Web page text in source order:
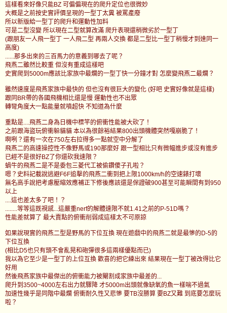
這樣看來好像只能BZ 可偏偏現在的爬升定位也很微妙
大概是之前按史實評價呈現的一型丁太糞 被罵產廢
所以新版給一型丁的爬升和運動性加料
可是二型沒變 所以現在二型就算改滿 爬升表現還稍微劣於一型丁
(跟朋友一人飛一型丁 一人飛二型 再兩人交換 都是二型比一型丁稍慢才到達同一
高度)
......那多出來的三百馬力的意義到哪去了呢？
飛燕二雖然比較重 但沒有重成這樣吧
史實爬到5000m應該比家族中最爛的一型丁快一分鐘才對 怎麼變飛燕二最爛？
雖然速度是飛燕家族中最快的 但也沒有很巨大的變化 (好吧 史實好像就是這樣)
跟同BR帶的各國飛機相比還是慢 運動性也不出眾
轉彎角度大一點能量就噴超快 不知道為什麼
重點是....飛燕二身為日機中標竿的俯衝性能被大砍了！
之前跟海盜玩俯衝躲貓貓 本以為很餘裕結果800出頭機體突然嘎崩脆了！
啊咧？還有一次在750左右拉得多一點就空中分解了
飛燕二的高速操控性不像野馬或190那麼好 跟一型相比只有微幅進步或沒有進步
已經不是很好BZ了你還砍我速限？
蝸牛的飛燕二是不是委包三菱代工被偷鑽傻子孔啦？
嗯？史料記載說逃避F6F追擊的飛燕二衝到把上限1000km/h的空速錶打壞
無名高手說把考慮壓縮效應補正下修後應該還是保證破900甚至可能瞬間有到950
以上
....這也差太多了吧！？
........等等這既視感...這嚴重nerf的解體速限不就1.41之前的P-51D嗎？
性能差就算了 最大賣點的俯衝削弱成這樣太不可原諒
如果說現實的飛燕二型是野馬的下位互換 現在遊戲中的飛燕二就是最慘的D-5的
下位互換
(相比D5也只有頭不會亂晃和砲彈很多這兩樣優點而已)
我以為它至少是一型丁的上位互換 歡喜的把它練出來 結果現在一型丁被改得比它
好用
然後飛燕家族中最傑出的俯衝能力被閹割成家族中最差的...
爬升到3500~4000左右出力就驟降 才5000m出頭就像缺氧的魚一樣喘不過氣
加速性幾乎是同階中最爛 俯衝耐久性又悲慘 要TB沒勝算 要BZ又難 到底要怎麼玩
啦？